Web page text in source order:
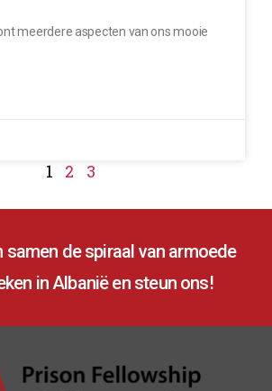
meerdere aspecten van ons mooie
1 2 3
samen de spiraal van armoede
in Albanië en steun ons!